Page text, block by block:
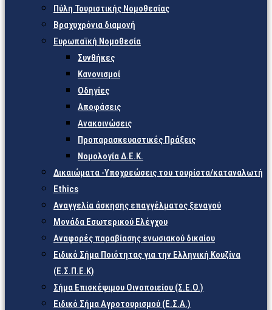
Πύλη Τουριστικής Νομοθεσίας
Βραχυχρόνια διαμονή
Ευρωπαϊκή Νομοθεσία
Συνθήκες
Κανονισμοί
Οδηγίες
Αποφάσεις
Ανακοινώσεις
Προπαρασκευαστικές Πράξεις
Νομολογία Δ.Ε.Κ.
Δικαιώματα -Υποχρεώσεις του τουρίστα/καταναλωτή
Ethics
Αναγγελία άσκησης επαγγέλματος ξεναγού
Μονάδα Εσωτερικού Ελέγχου
Αναφορές παραβίασης ενωσιακού δικαίου
Ειδικό Σήμα Ποιότητας για την Ελληνική Κουζίνα
(Ε.Σ.Π.Ε.Κ)
Σήμα Επισκέψιμου Οινοποιείου (Σ.Ε.Ο.)
Ειδικό Σήμα Αγροτουρισμού (Ε.Σ.Α.)